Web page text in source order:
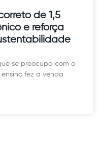
de 1,5
e reforça
se preocupa com o
fez a venda